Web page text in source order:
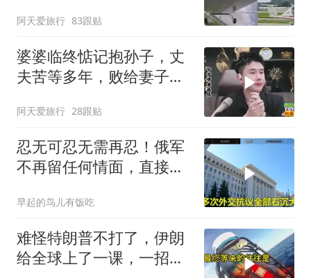
阿天爱旅行 83跟贴
婆婆临终惦记抱孙子，丈
夫苦等多年，败给妻子的
阿天爱旅行 28跟贴
忍无可忍无需再忍！俄军
不再留任何情面，直接炸
早起的鸟儿有饭吃
难怪特朗普不打了，伊朗
给全球上了一课，一招吃